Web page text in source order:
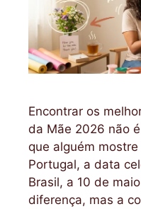
Encontrar os
da Mãe 2026 não
que alguém
Portugal, a data
Brasil, a 10 de
diferença, mas a